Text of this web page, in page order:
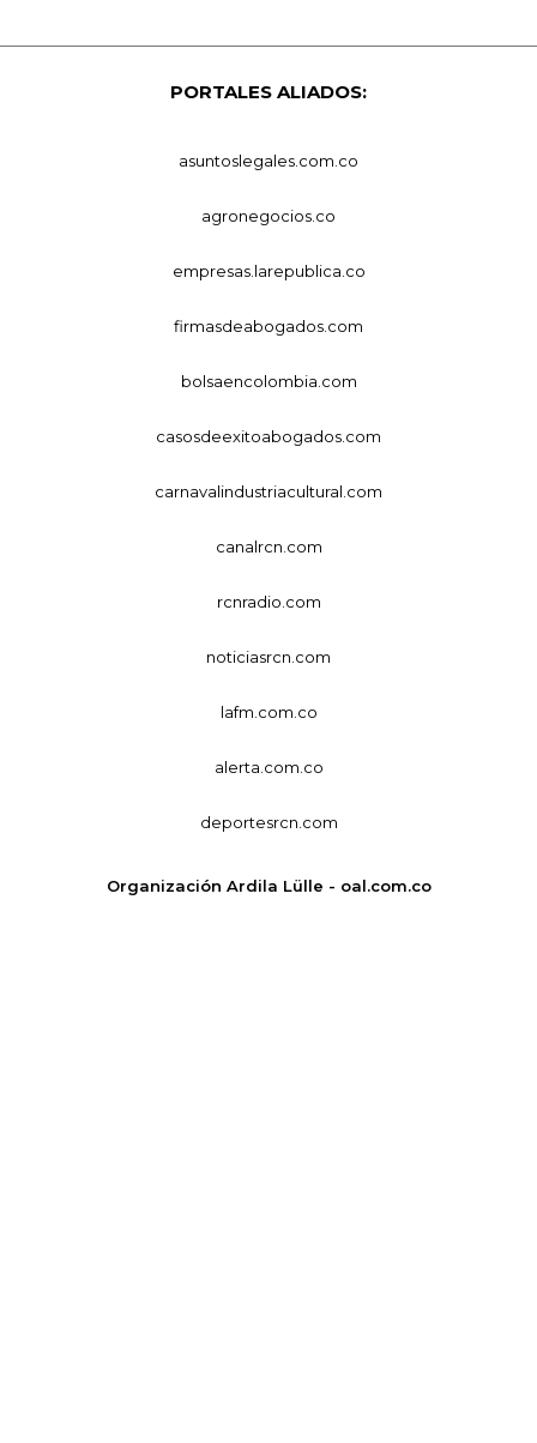
PORTALES ALIADOS:
asuntoslegales.com.co
agronegocios.co
empresas.larepublica.co
firmasdeabogados.com
bolsaencolombia.com
casosdeexitoabogados.com
carnavalindustriacultural.com
canalrcn.com
rcnradio.com
noticiasrcn.com
lafm.com.co
alerta.com.co
deportesrcn.com
Organización Ardila Lülle - oal.com.co